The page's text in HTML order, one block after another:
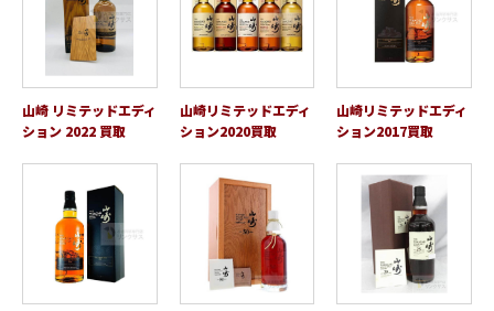
山崎 リミテッドエディ
ション 2022 買取
山崎リミテッドエディ
ション2020買取
山崎リミテッドエディ
ション2017買取